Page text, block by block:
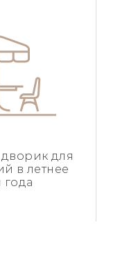
для
в летнее
года